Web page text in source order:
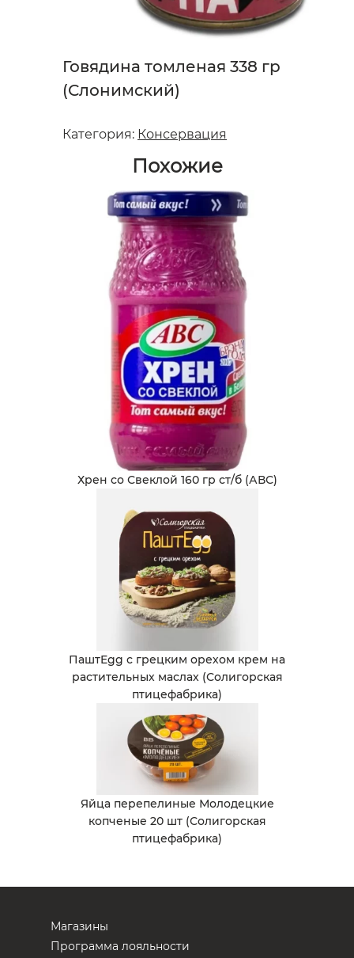
Говядина томленая 338 гр
(Слонимский)
Категория: Консервация
Похожие
Хрен со Свеклой 160 гр ст/б (АВС)
ПаштEgg с грецким орехом крем на
растительных маслах (Солигорская
птицефабрика)
Яйца перепелиные Молодецкие
копченые 20 шт (Солигорская
птицефабрика)
Магазины
Программа лояльности